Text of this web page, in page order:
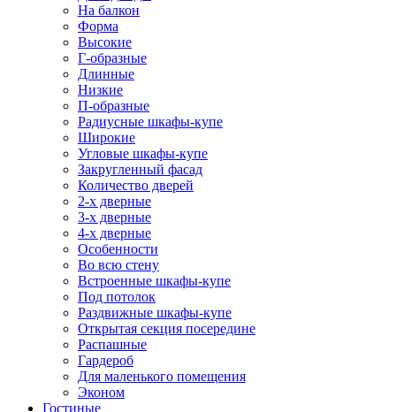
На балкон
Форма
Высокие
Г-образные
Длинные
Низкие
П-образные
Радиусные шкафы-купе
Широкие
Угловые шкафы-купе
Закругленный фасад
Количество дверей
2-х дверные
3-х дверные
4-х дверные
Особенности
Во всю стену
Встроенные шкафы-купе
Под потолок
Раздвижные шкафы-купе
Открытая секция посередине
Распашные
Гардероб
Для маленького помещения
Эконом
Гостиные